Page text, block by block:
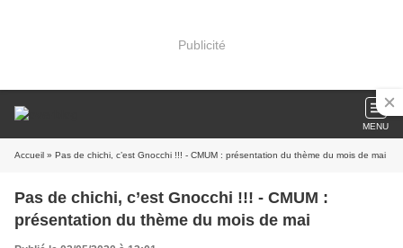
Publicité
MENU
Accueil » Pas de chichi, c’est Gnocchi !!! - CMUM : présentation du thème du mois de mai
Pas de chichi, c’est Gnocchi !!! - CMUM :
présentation du thème du mois de mai